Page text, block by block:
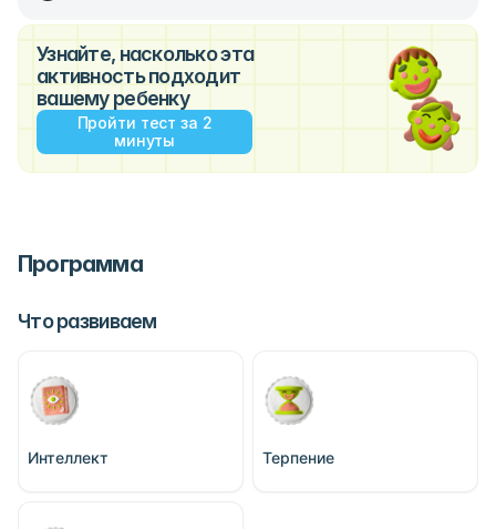
Узнайте, насколько эта
активность подходит
вашему ребенку
Пройти тест за 2
минуты
Программа
Что развиваем
Интеллект Терпение